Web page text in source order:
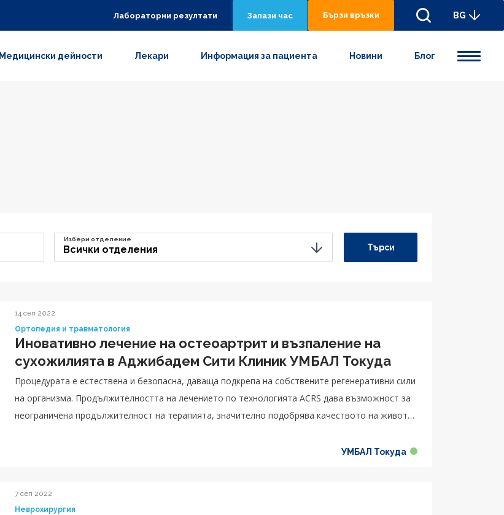
Лабораторни резултати Запази час Бързи връзки BG
Медицински дейности Лекари Информация за пациента Новини Блог
Всички отделения
Избери отделение
Търси
14 сеп 2022
Ортопедия и травматология
Иновативно лечение на остеоартрит и възпаление на
сухожилията в Аджибадем Сити Клиник УМБАЛ Токуда
Процедурата е естествена и безопасна, даваща подкрепа на собствените регенеративни сили
на организма. Продължителността на лечението по технологията ACRS дава възможност за
неограничена продължителност на терапията, значително подобрява качеството на живот
УМБАЛ Токуда
7 сеп 2022
Неврохирургия